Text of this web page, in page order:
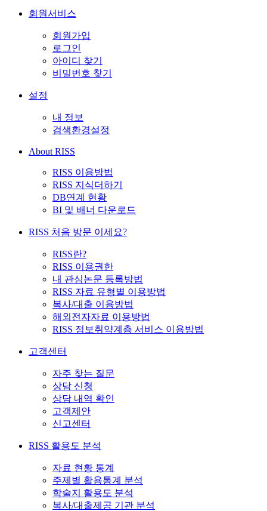
회원서비스
회원가입
로그인
아이디 찾기
비밀번호 찾기
설정
내 정보
검색환경설정
About RISS
RISS 이용방법
RISS 지식더하기
DB연계 현황
BI 및 배너 다운로드
RISS 처음 방문 이세요?
RISS란?
RISS 이용권한
내 관심논문 등록방법
RISS 자료 유형별 이용방법
복사/대출 이용방법
해외전자자료 이용방법
RISS 정보취약계층 서비스 이용방법
고객센터
자주 찾는 질문
상담 신청
상담 내역 확인
고객제안
신고센터
RISS 활용도 분석
자료 현황 통계
주제별 활용통계 분석
학술지 활용도 분석
복사/대출제공 기관 분석